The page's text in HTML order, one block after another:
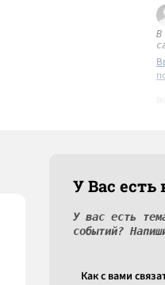
В
У Вас есть
У вас есть
событий?
Как c вами